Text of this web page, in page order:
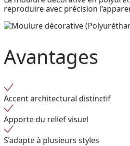
reproduire avec précision
Avantages
Accent architectural distinctif
Apporte du relief visuel
S’adapte à plusieurs styles